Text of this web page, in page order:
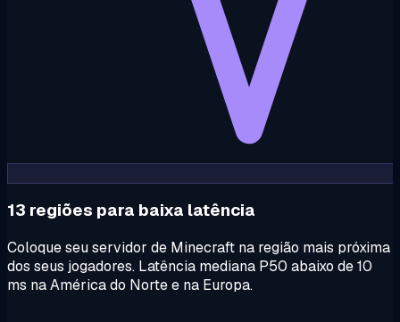
13 regiões para baixa latência
Coloque seu servidor de Minecraft na região mais próxima
dos seus jogadores. Latência mediana P50 abaixo de 10
ms na América do Norte e na Europa.